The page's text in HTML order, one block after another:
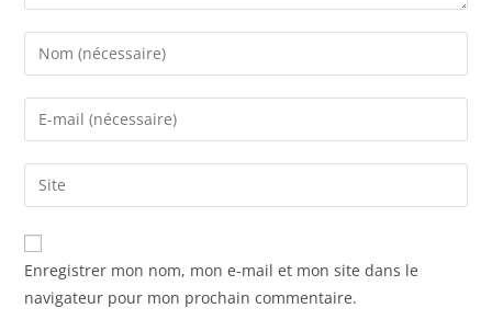
Enregistrer mon nom, mon e-mail et mon site dans le
navigateur pour mon prochain commentaire.